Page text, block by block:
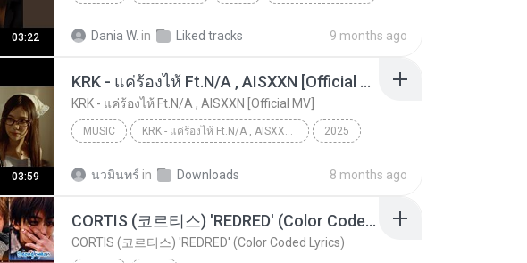
03:22 Dania W. in Liked tracks 9 months ago
03:59
KRK - แค่ร้องไห้ Ft.N/A , AISXXN [Official MV]
KRK - แค่ร้องไห้ Ft.N/A , AISXXN [Official MV]
MUSIC KRK - แค่ร้องไห้ Ft.N/A , AISXXN [Official MV] 2025
นวมินทร์ in Downloads 8 months ago
CORTIS (코르티스) 'REDRED' (Color Coded Lyrics)
CORTIS (코르티스) 'REDRED' (Color Coded Lyrics)